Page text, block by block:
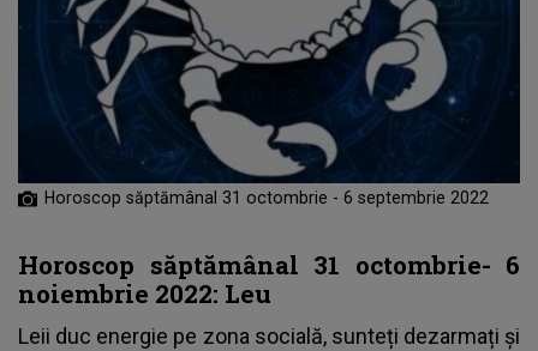
Horoscop săptămânal 31 octombrie - 6 septembrie 2022
Horoscop săptămânal 31 octombrie- 6
noiembrie 2022: Leu
Leii duc energie pe zona socială, sunteți dezarmați și